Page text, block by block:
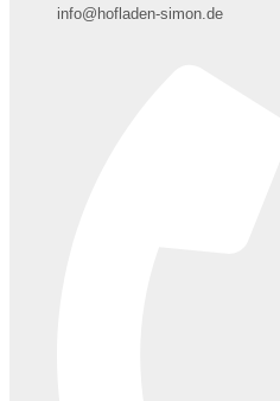
info@hofladen-simon.de